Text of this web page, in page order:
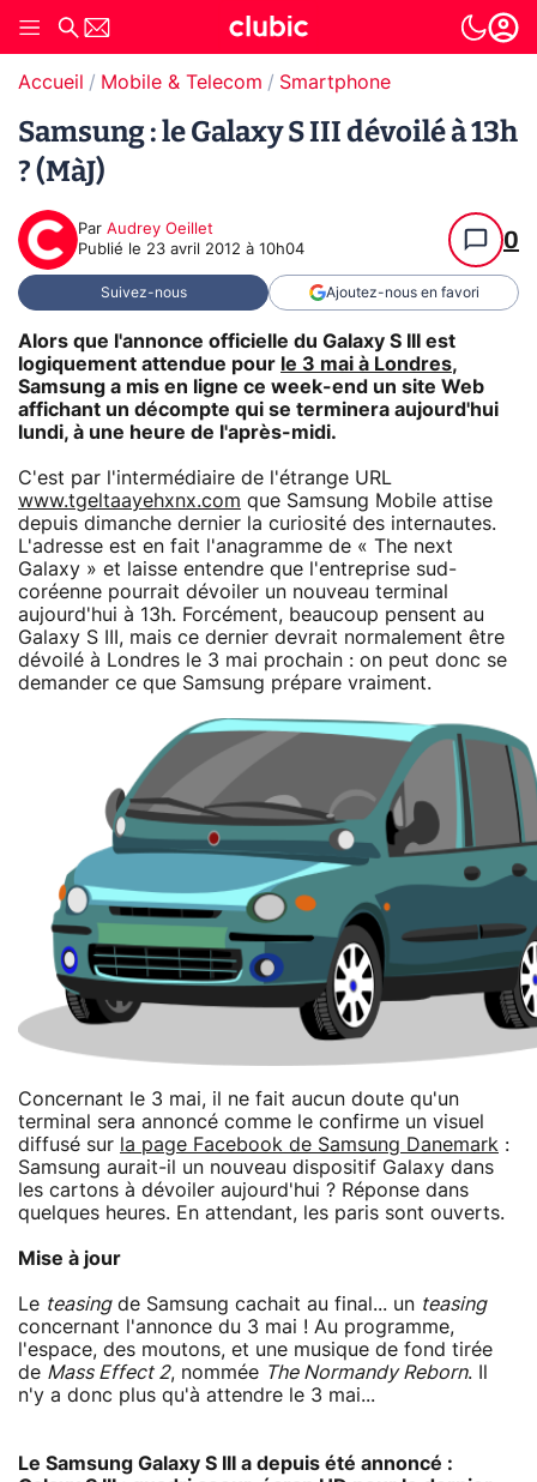
Accueil Mobile & Telecom Smartphone
Samsung : le Galaxy S III dévoilé à 13h
? (MàJ)
Par Audrey Oeillet
Publié le 23 avril 2012 à 10h04 0
Suivez-nous Ajoutez-nous en favori
Alors que l'annonce officielle du Galaxy S III est
logiquement attendue pour le 3 mai à Londres,
Samsung a mis en ligne ce week-end un site Web
affichant un décompte qui se terminera aujourd'hui
lundi, à une heure de l'après-midi.
C'est par l'intermédiaire de l'étrange URL
www.tgeltaayehxnx.com que Samsung Mobile attise
depuis dimanche dernier la curiosité des internautes.
L'adresse est en fait l'anagramme de « The next
Galaxy » et laisse entendre que l'entreprise sud-
coréenne pourrait dévoiler un nouveau terminal
aujourd'hui à 13h. Forcément, beaucoup pensent au
Galaxy S III, mais ce dernier devrait normalement être
dévoilé à Londres le 3 mai prochain : on peut donc se
demander ce que Samsung prépare vraiment.
Concernant le 3 mai, il ne fait aucun doute qu'un
terminal sera annoncé comme le confirme un visuel
diffusé sur la page Facebook de Samsung Danemark :
Samsung aurait-il un nouveau dispositif Galaxy dans
les cartons à dévoiler aujourd'hui ? Réponse dans
quelques heures. En attendant, les paris sont ouverts.
Mise à jour
Le teasingde Samsung cachait au final... un teasing
concernant l'annonce du 3 mai ! Au programme,
l'espace, des moutons, et une musique de fond tirée
de Mass Effect 2, nommée The Normandy Reborn. Il
n'y a donc plus qu'à attendre le 3 mai...
Le Samsung Galaxy S III a depuis été annoncé :